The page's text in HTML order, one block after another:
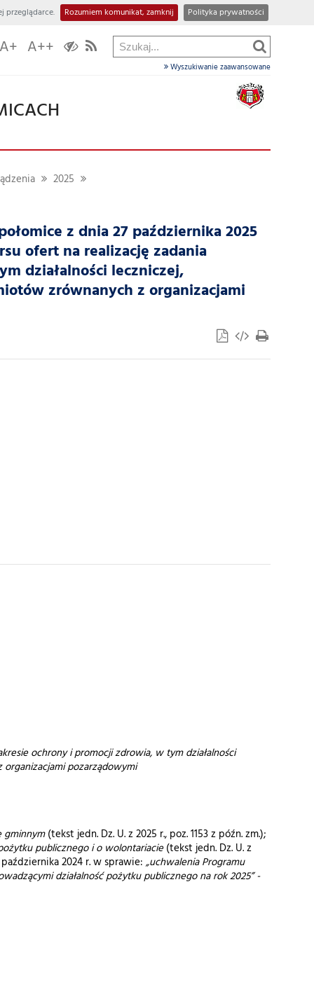
przeglądarce. Rozumiem komunikat, zamknij Polityka prywatności
A+ A++
Wyszukiwanie zaawansowane
2025
z dnia 27 października 2025
ofert na realizację zadania
działalności leczniczej,
zrównanych z organizacjami
ochrony i promocji zdrowia, w tym działalności
pozarządowymi
gminnym(tekst jedn. Dz. U. z 2025 r., poz. 1153 z późn. zm.);
publicznego i o wolontariacie(tekst jedn. Dz. U. z
2024 r. w sprawie:„uchwalenia Programu
działalność pożytku publicznego na rok 2025” -